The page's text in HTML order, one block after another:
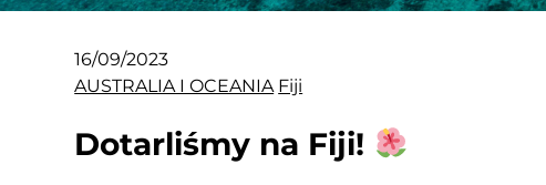
16/09/2023
AUSTRALIA I OCEANIA Fiji
Dotarliśmy na Fiji!